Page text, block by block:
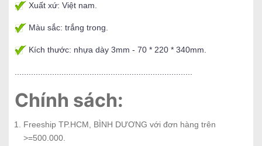
Xuất xứ: Việt nam.
Màu sắc: trắng trong.
Kích thước: nhựa dày 3mm - 70 * 220 * 340mm.
Chính sách:
Freeship TP.HCM, BÌNH DƯƠNG với đơn hàng trên
>=500.000.